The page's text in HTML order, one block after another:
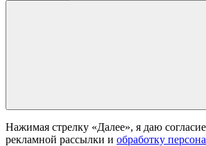
Нажимая стрелку «Далее», я даю
рекламной рассылки и обработку